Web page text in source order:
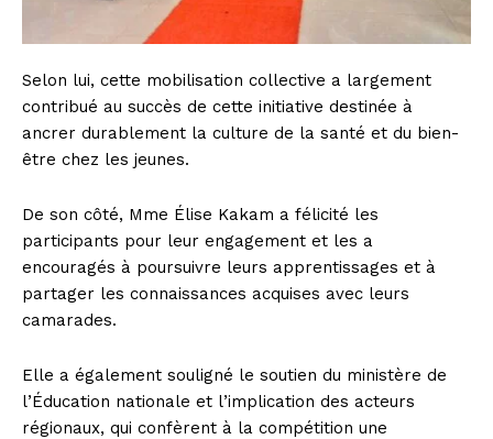
Selon lui, cette mobilisation collective a largement
contribué au succès de cette initiative destinée à
ancrer durablement la culture de la santé et du bien-
être chez les jeunes.
De son côté, Mme Élise Kakam a félicité les
participants pour leur engagement et les a
encouragés à poursuivre leurs apprentissages et à
partager les connaissances acquises avec leurs
camarades.
Elle a également souligné le soutien du ministère de
l’Éducation nationale et l’implication des acteurs
régionaux, qui confèrent à la compétition une